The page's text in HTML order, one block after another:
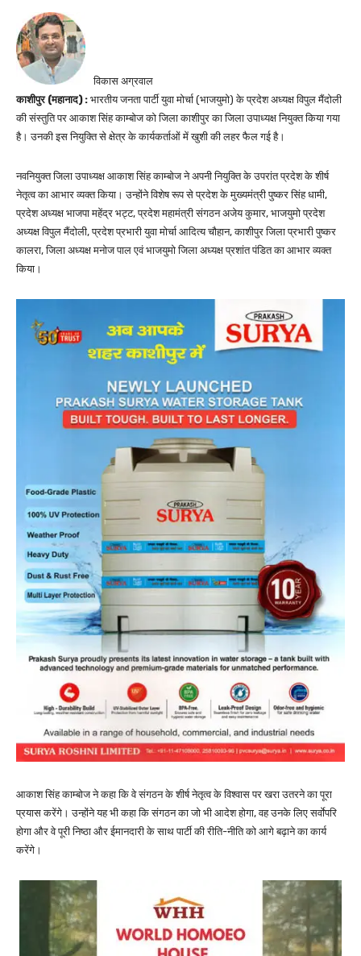
विकास अग्रवाल
काशीपुर (महानाद) : भारतीय जनता पार्टी युवा मोर्चा (भाजयुमो) के प्रदेश अध्यक्ष विपुल मैंदोली
की संस्तुति पर आकाश सिंह काम्बोज को जिला काशीपुर का जिला उपाध्यक्ष नियुक्त किया गया
है। उनकी इस नियुक्ति से क्षेत्र के कार्यकर्ताओं में खुशी की लहर फैल गई है।
नवनियुक्त जिला उपाध्यक्ष आकाश सिंह काम्बोज ने अपनी नियुक्ति के उपरांत प्रदेश के शीर्ष
नेतृत्व का आभार व्यक्त किया। उन्होंने विशेष रूप से प्रदेश के मुख्यमंत्री पुष्कर सिंह धामी,
प्रदेश अध्यक्ष भाजपा महेंद्र भट्ट, प्रदेश महामंत्री संगठन अजेय कुमार, भाजयुमो प्रदेश
अध्यक्ष विपुल मैंदोली, प्रदेश प्रभारी युवा मोर्चा आदित्य चौहान, काशीपुर जिला प्रभारी पुष्कर
कालरा, जिला अध्यक्ष मनोज पाल एवं भाजयुमो जिला अध्यक्ष प्रशांत पंडित का आभार व्यक्त
किया।
आकाश सिंह काम्बोज ने कहा कि वे संगठन के शीर्ष नेतृत्व के विश्वास पर खरा उतरने का पूरा
प्रयास करेंगे। उन्होंने यह भी कहा कि संगठन का जो भी आदेश होगा, वह उनके लिए सर्वाेपरि
होगा और वे पूरी निष्ठा और ईमानदारी के साथ पार्टी की रीति-नीति को आगे बढ़ाने का कार्य
करेंगे।